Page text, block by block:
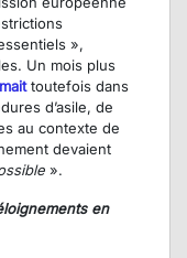
»,
Un mois plus
toutefois dans
d’asile, de
au contexte de
devaient
».
en